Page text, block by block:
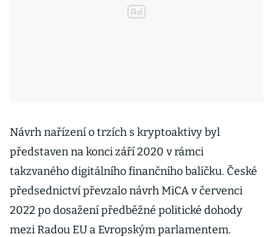
Návrh nařízení o trzích s kryptoaktivy byl
představen na konci září 2020 v rámci
takzvaného digitálního finančního balíčku. České
předsednictví převzalo návrh MiCA v červenci
2022 po dosažení předběžné politické dohody
mezi Radou EU a Evropským parlamentem.